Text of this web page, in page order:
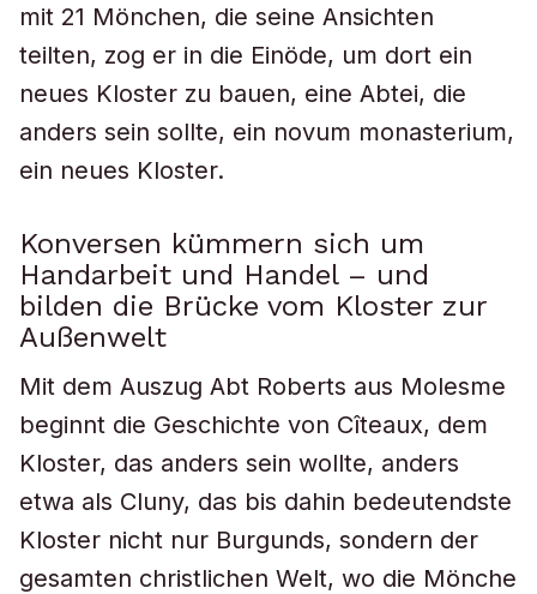
mit 21 Mönchen, die seine Ansichten
teilten, zog er in die Einöde, um dort ein
neues Kloster zu bauen, eine Abtei, die
anders sein sollte, ein novum monasterium,
ein neues Kloster.
Konversen kümmern sich um
Handarbeit und Handel – und
bilden die Brücke vom Kloster zur
Außenwelt
Mit dem Auszug Abt Roberts aus Molesme
beginnt die Geschichte von Cîteaux, dem
Kloster, das anders sein wollte, anders
etwa als Cluny, das bis dahin bedeutendste
Kloster nicht nur Burgunds, sondern der
gesamten christlichen Welt, wo die Mönche